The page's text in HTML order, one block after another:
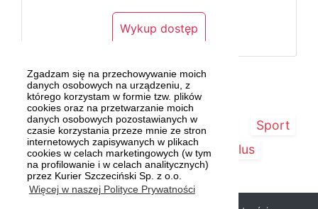
Zgadzam się na przechowywanie moich
danych osobowych na urządzeniu, z
którego korzystam w formie tzw. plików
cookies oraz na przetwarzanie moich
danych osobowych pozostawianych w
czasie korzystania przeze mnie ze stron
internetowych zapisywanych w plikach
cookies w celach marketingowych (w tym
na profilowanie i w celach analitycznych)
przez Kurier Szczeciński Sp. z o.o.
Więcej w naszej Polityce Prywatności
Wykup dostęp
Strona główna Szczecin/Region
Sport
Kultura
Kurier Plus